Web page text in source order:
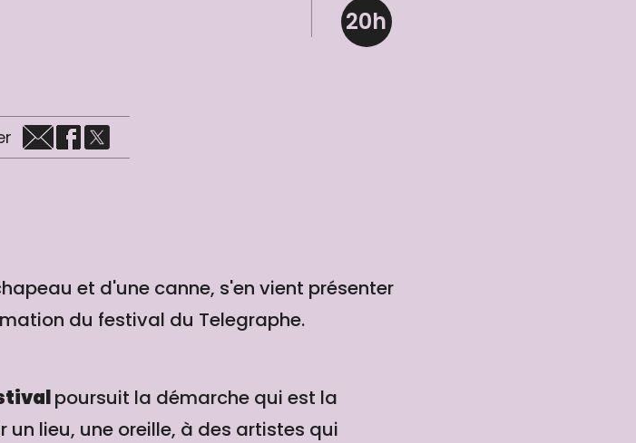
20h
et d'une canne, s'en vient présenter
du festival du Telegraphe.
poursuit la démarche qui est la
lieu, une oreille, à des artistes qui